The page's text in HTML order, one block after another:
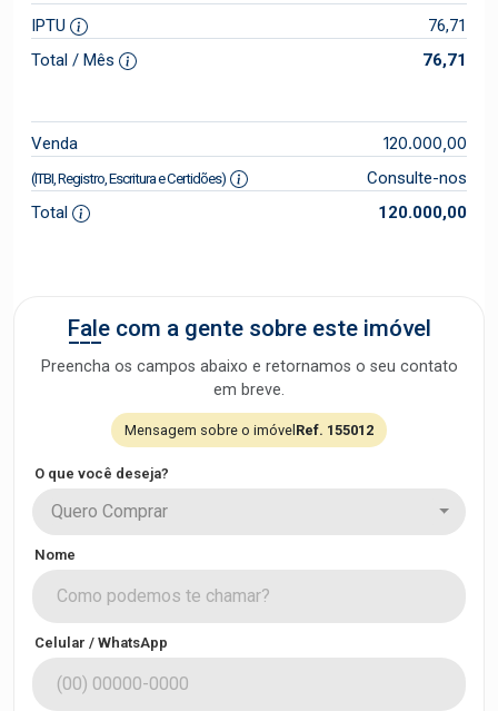
IPTU
76,71
Total / Mês
76,71
Venda 120.000,00
(ITBI, Registro, Escritura e Certidões)
Consulte-nos
Total
120.000,00
Fale com a gente sobre este imóvel
Preencha os campos abaixo e retornamos o seu contato
em breve.
Mensagem sobre o imóvel Ref. 155012
O que você deseja?
Quero Comprar
Nome
Celular / WhatsApp